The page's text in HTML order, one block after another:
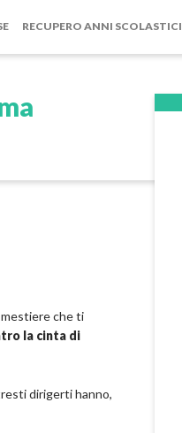
RECUPERO ANNI SCOLASTICI
che ti
la cinta di
dirigerti hanno,